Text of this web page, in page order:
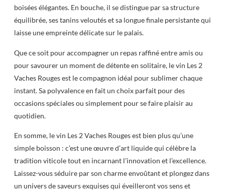
boisées élégantes. En bouche, il se distingue par sa structure
équilibrée, ses tanins veloutés et sa longue finale persistante qui
laisse une empreinte délicate sur le palais.
Que ce soit pour accompagner un repas raffiné entre amis ou
pour savourer un moment de détente en solitaire, le vin Les 2
Vaches Rouges est le compagnon idéal pour sublimer chaque
instant. Sa polyvalence en fait un choix parfait pour des
occasions spéciales ou simplement pour se faire plaisir au
quotidien.
En somme, le vin Les 2 Vaches Rouges est bien plus qu’une
simple boisson : c’est une œuvre d’art liquide qui célèbre la
tradition viticole tout en incarnant l’innovation et l’excellence.
Laissez-vous séduire par son charme envoûtant et plongez dans
un univers de saveurs exquises qui éveilleront vos sens et